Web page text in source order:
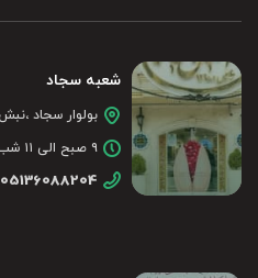
شعبه سجاد
بولوار سجاد ،نبش سجاد 21
۹ صبح الی ۱۱ شب
05136088204